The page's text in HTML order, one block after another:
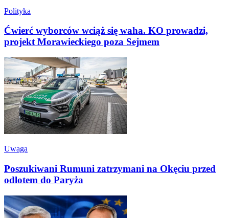
Polityka
Ćwierć wyborców wciąż się waha. KO prowadzi,
projekt Morawieckiego poza Sejmem
Uwaga
Poszukiwani Rumuni zatrzymani na Okęciu przed
odlotem do Paryża